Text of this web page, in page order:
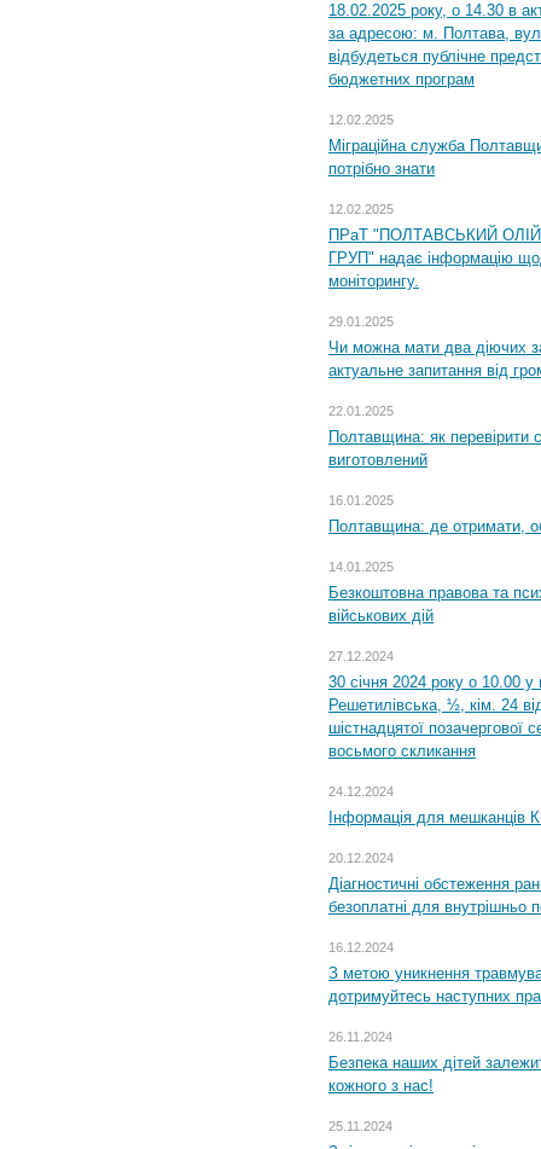
18.02.2025 року, о 14.30 в
за адресою: м. Полтава,
відбудеться публічне
бюджетних програм
12.02.2025
Міграційна служба
потрібно знати
12.02.2025
ПРаТ "ПОЛТАВСЬКИЙ
ГРУП" надає інформацію
моніторингу.
29.01.2025
Чи можна мати два діючих
актуальне запитання від
22.01.2025
Полтавщина: як перевірити
виготовлений
16.01.2025
Полтавщина: де отримати,
14.01.2025
Безкоштовна правова та
військових дій
27.12.2024
30 січня 2024 року о 10.00 у
Решетилівська, ½, кім. 24
шістнадцятої позачергової
восьмого скликання
24.12.2024
Інформація для мешканців
20.12.2024
Діагностичні обстеження
безоплатні для внутрішньо
16.12.2024
З метою уникнення
дотримуйтесь наступних
26.11.2024
Безпека наших дітей
кожного з нас!
25.11.2024